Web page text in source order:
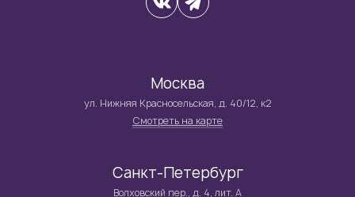
Москва
ул. Нижняя Красносельская, д. 40/12, к2
Смотреть на карте
Санкт-Петербург
Волховский пер., д. 4, лит. А